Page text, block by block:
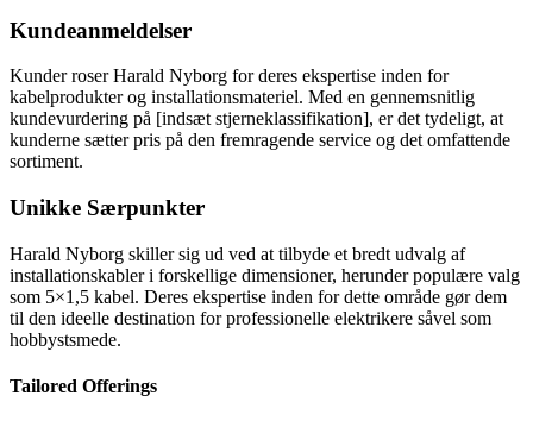
Kundeanmeldelser
Kunder roser Harald Nyborg for deres ekspertise inden for
kabelprodukter og installationsmateriel. Med en gennemsnitlig
kundevurdering på [indsæt stjerneklassifikation], er det tydeligt, at
kunderne sætter pris på den fremragende service og det omfattende
sortiment.
Unikke Særpunkter
Harald Nyborg skiller sig ud ved at tilbyde et bredt udvalg af
installationskabler i forskellige dimensioner, herunder populære valg
som 5×1,5 kabel. Deres ekspertise inden for dette område gør dem
til den ideelle destination for professionelle elektrikere såvel som
hobbystsmede.
Tailored Offerings